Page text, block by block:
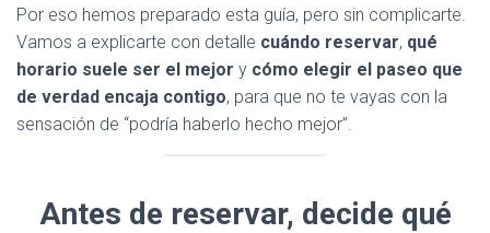
Por eso hemos preparado esta guía, pero sin complicarte.
Vamos a explicarte con detalle cuándo reservar, qué
horario suele ser el mejor y cómo elegir el paseo que
de verdad encaja contigo, para que no te vayas con la
sensación de “podría haberlo hecho mejor”.
Antes de reservar, decide qué